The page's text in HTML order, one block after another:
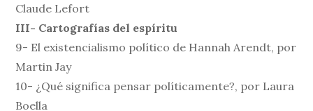
Claude Lefort
III- Cartografías del espíritu
9- El existencialismo político de Hannah Arendt, por
Martin Jay
10- ¿Qué significa pensar políticamente?, por Laura
Boella